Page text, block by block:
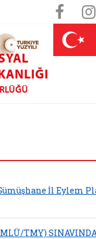
açılır)
bağış sayfası (yeni
İl Eylem
TMY)